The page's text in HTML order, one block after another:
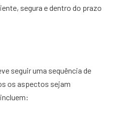
segura e dentro do prazo
seguir uma sequência de
os aspectos sejam